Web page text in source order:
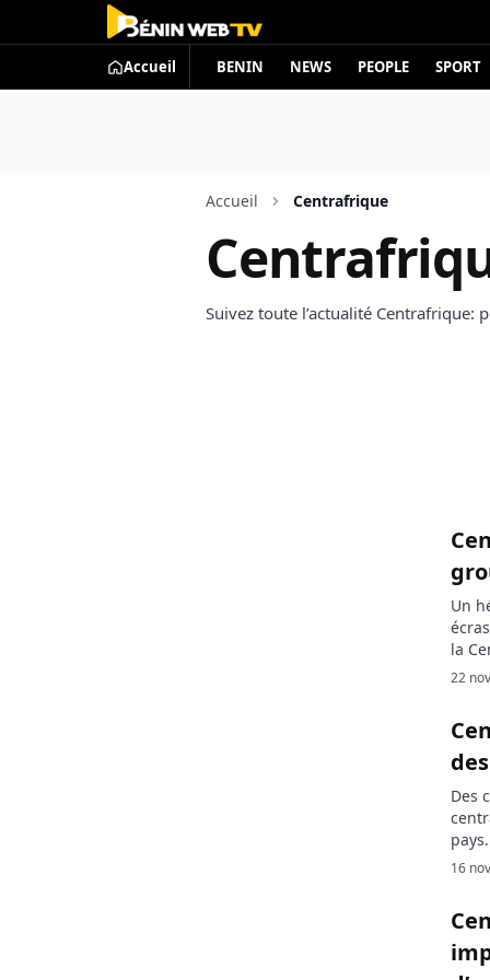
Accueil BENIN NEWS PEOPLE SPORT
Accueil Centrafrique
Suivez toute l’actualité
Un
la
de 9
22
Des
de
16